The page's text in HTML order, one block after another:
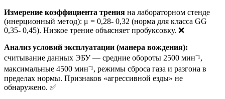
Измерение коэффициента трения на лабораторном стенде
(инерционный метод): μ = 0,28- 0,32 (норма для класса GG
0,35- 0,45). Низкое трение объясняет пробуксовку. ❌
Анализ условий эксплуатации (манера вождения):
считывание данных ЭБУ — средние обороты 2500 мин⁻¹,
максимальные 4500 мин⁻¹, режимы сброса газа и разгона в
пределах нормы. Признаков «агрессивной езды» не
обнаружено. ✅